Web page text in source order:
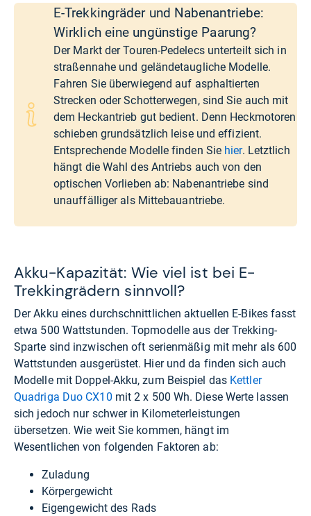
E-Trekkingräder und Nabenantriebe:
Wirklich eine ungünstige Paarung?
Der Markt der Touren-Pedelecs unterteilt sich in
straßennahe und geländetaugliche Modelle.
Fahren Sie überwiegend auf asphaltierten
Strecken oder Schotterwegen, sind Sie auch mit
dem Heckantrieb gut bedient. Denn Heckmotoren
schieben grundsätzlich leise und effizient.
Entsprechende Modelle finden Sie hier. Letztlich
hängt die Wahl des Antriebs auch von den
optischen Vorlieben ab: Nabenantriebe sind
unauffälliger als Mittebauantriebe.
Akku-Kapazität: Wie viel ist bei E-
Trekkingrädern sinnvoll?
Der Akku eines durchschnittlichen aktuellen E-Bikes fasst
etwa 500 Wattstunden. Topmodelle aus der Trekking-
Sparte sind inzwischen oft serienmäßig mit mehr als 600
Wattstunden ausgerüstet. Hier und da finden sich auch
Modelle mit Doppel-Akku, zum Beispiel das Kettler
Quadriga Duo CX10 mit 2 x 500 Wh. Diese Werte lassen
sich jedoch nur schwer in Kilometerleistungen
übersetzen. Wie weit Sie kommen, hängt im
Wesentlichen von folgenden Faktoren ab:
Zuladung
Körpergewicht
Eigengewicht des Rads